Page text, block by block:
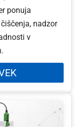
ponuja
nadzor
v